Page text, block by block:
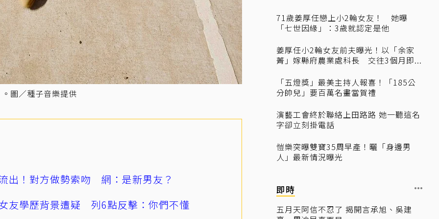
圖／種子音樂提供
出！對方做勢索吻 網：是新男友？
友學歷背景遭疑 列6點反擊：你們不懂
71歲姜厚任戀上小2輪女友！ 她曝
「七世因緣」：3歲就認定是他
姜厚任小2輪女友前夫曝光！以「余家
菁」嫁縣府農業處科長 交往3個月即...
「五燈獎」最美主持人報喜！「185公
分帥兒」要百萬名畫當賀禮
演藝工會終於聯絡上田路路 她一聽這名
字卻立刻掛電話
愷樂突曝雙寶35周早產！曬「身邊男
人」最新情況曝光
即時
五月天阿信不忍了 揭開言承旭、吳建